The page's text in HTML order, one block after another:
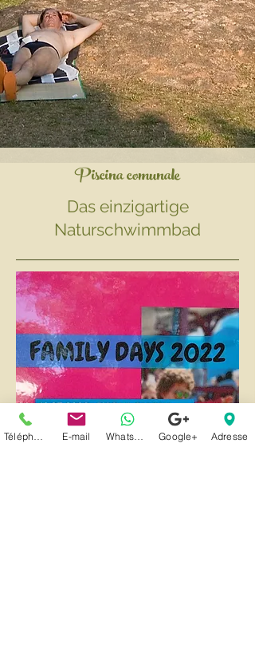
Piscina comunale
Das einzigartige
Naturschwimmbad
E-mail Google+ Adresse